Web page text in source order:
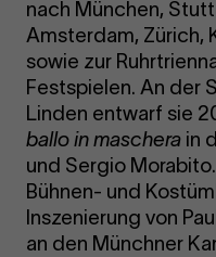
nach München,
Amsterdam, Zürich,
sowie zur
Festspielen. An der
Linden entwarf sie
ballo in maschera in
und Sergio
Bühnen- und
Inszenierung von
an den Münchner